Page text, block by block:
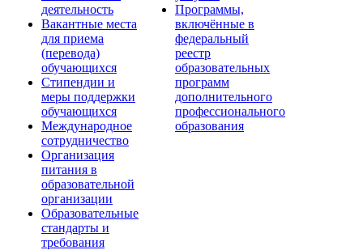
деятельность
Вакантные места
для приема
(перевода)
обучающихся
Стипендии и
меры поддержки
обучающихся
Международное
сотрудничество
Организация
питания в
образовательной
организации
Образовательные
стандарты и
требования
Программы,
включённые в
федеральный
реестр
образовательных
программ
дополнительного
профессионального
образования